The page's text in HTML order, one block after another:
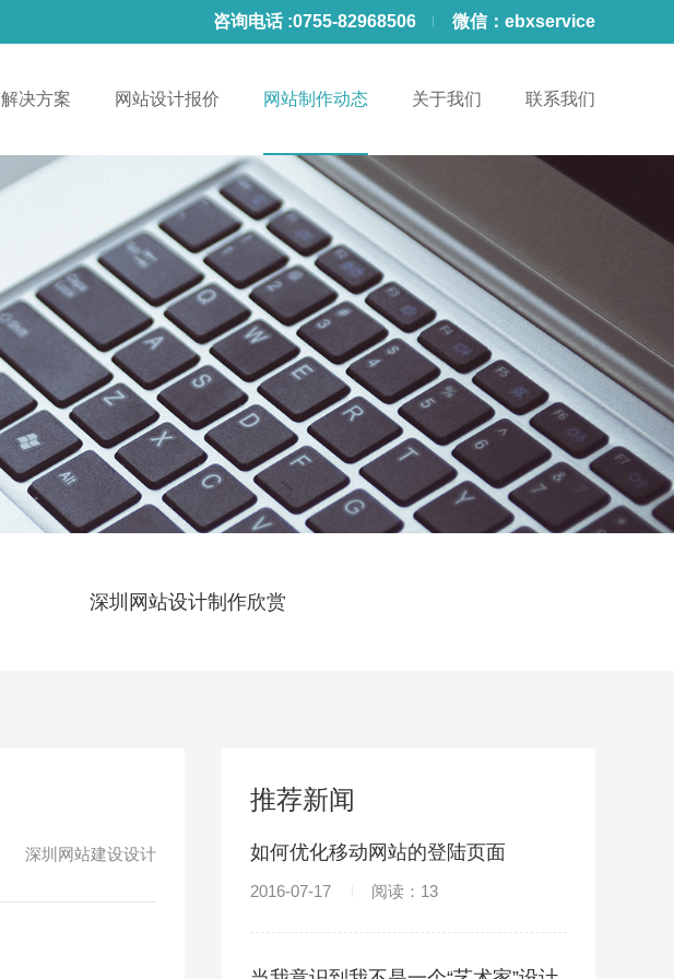
咨询电话 :0755-82968506 微信： ebxservice
解决方案 网站设计报价 网站制作动态 关于我们 联系我们
深圳网站设计制作欣赏
深圳网站建设设计
推荐新闻
如何优化移动网站的登陆页面
2016-07-17 阅读：13